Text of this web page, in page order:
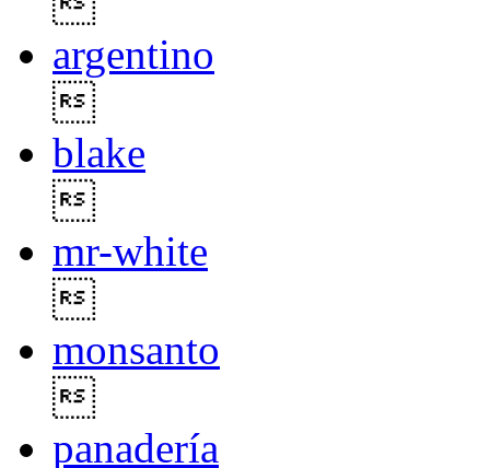
argentino
blake
mr-white
monsanto
panadería